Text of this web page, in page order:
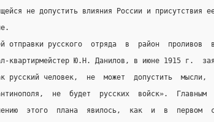
не допустить влияния Рос­сии и присутствия
отправки русского  отряда  в  район  проливов
квартирмейстер Ю.Н. Данилов, в июне 1915 г.
русский человек,  не  может  допустить  мысли,
не  бу­дет  русских  войск».  Главным
этого  плана  явилось,  как  и  в  первом